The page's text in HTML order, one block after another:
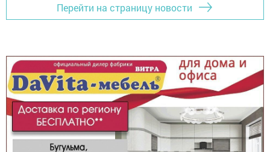
Перейти на страницу новости